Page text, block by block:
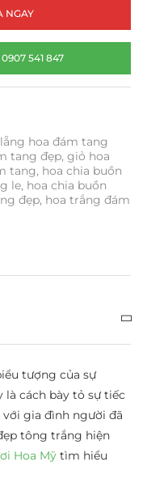
NGAY
541 847
hoa đám tang
tang đẹp, giỏ hoa
tang, hoa chia buồn
le, hoa chia buồn
đẹp, hoa trắng đám
tượng của sự
cách bày tỏ sự tiếc
gia đình người đã
tông trắng hiện
Hoa Mỹ tìm hiểu